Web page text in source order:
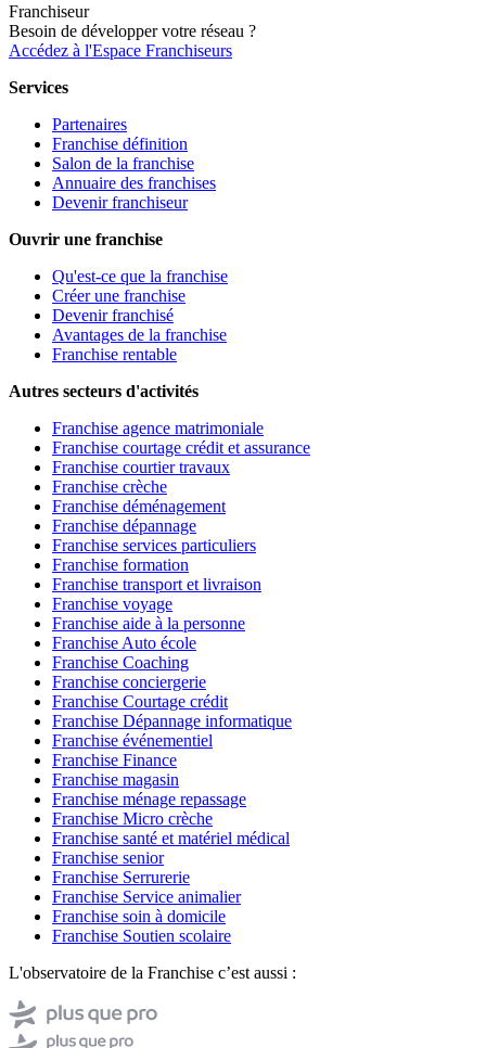
Franchiseur
Besoin de développer votre réseau ?
Accédez à l'Espace Franchiseurs
Services
Partenaires
Franchise définition
Salon de la franchise
Annuaire des franchises
Devenir franchiseur
Ouvrir une franchise
Qu'est-ce que la franchise
Créer une franchise
Devenir franchisé
Avantages de la franchise
Franchise rentable
Autres secteurs d'activités
Franchise agence matrimoniale
Franchise courtage crédit et assurance
Franchise courtier travaux
Franchise crèche
Franchise déménagement
Franchise dépannage
Franchise services particuliers
Franchise formation
Franchise transport et livraison
Franchise voyage
Franchise aide à la personne
Franchise Auto école
Franchise Coaching
Franchise conciergerie
Franchise Courtage crédit
Franchise Dépannage informatique
Franchise événementiel
Franchise Finance
Franchise magasin
Franchise ménage repassage
Franchise Micro crèche
Franchise santé et matériel médical
Franchise senior
Franchise Serrurerie
Franchise Service animalier
Franchise soin à domicile
Franchise Soutien scolaire
L'observatoire de la Franchise c’est aussi :